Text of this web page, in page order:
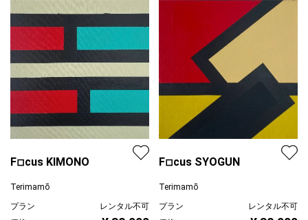
F◽︎cus KIMONO
Terimamō
プラン
レンタル不可
F◽︎cus SYOGUN
Terimamō
プラン
レンタル不可